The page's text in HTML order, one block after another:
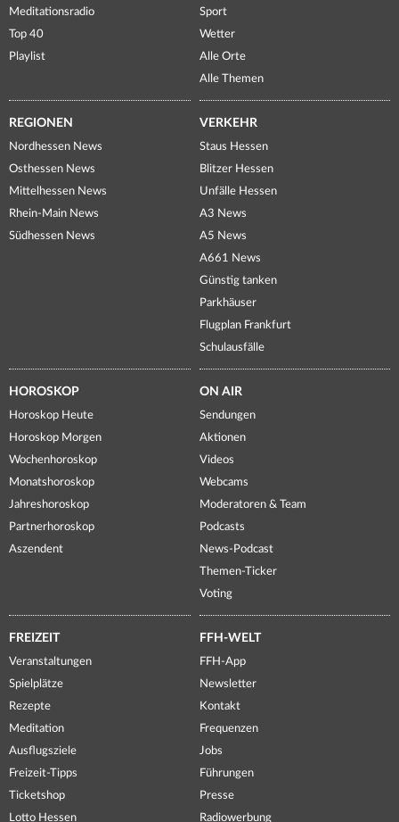
Meditationsradio
Top 40
Playlist
Sport
Wetter
Alle Orte
Alle Themen
REGIONEN
Nordhessen News
Osthessen News
Mittelhessen News
Rhein-Main News
Südhessen News
VERKEHR
Staus Hessen
Blitzer Hessen
Unfälle Hessen
A3 News
A5 News
A661 News
Günstig tanken
Parkhäuser
Flugplan Frankfurt
Schulausfälle
HOROSKOP
Horoskop Heute
Horoskop Morgen
Wochenhoroskop
Monatshoroskop
Jahreshoroskop
Partnerhoroskop
Aszendent
ON AIR
Sendungen
Aktionen
Videos
Webcams
Moderatoren & Team
Podcasts
News-Podcast
Themen-Ticker
Voting
FREIZEIT
Veranstaltungen
Spielplätze
Rezepte
Meditation
Ausflugsziele
Freizeit-Tipps
Ticketshop
Lotto Hessen
FFH-WELT
FFH-App
Newsletter
Kontakt
Frequenzen
Jobs
Führungen
Presse
Radiowerbung